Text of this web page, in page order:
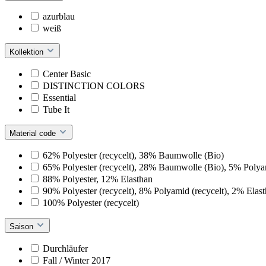
azurblau
weiß
Kollektion
Center Basic
DISTINCTION COLORS
Essential
Tube It
Material code
62% Polyester (recycelt), 38% Baumwolle (Bio)
65% Polyester (recycelt), 28% Baumwolle (Bio), 5%
88% Polyester, 12% Elasthan
90% Polyester (recycelt), 8% Polyamid (recycelt), 2%
100% Polyester (recycelt)
Saison
Durchläufer
Fall / Winter 2017